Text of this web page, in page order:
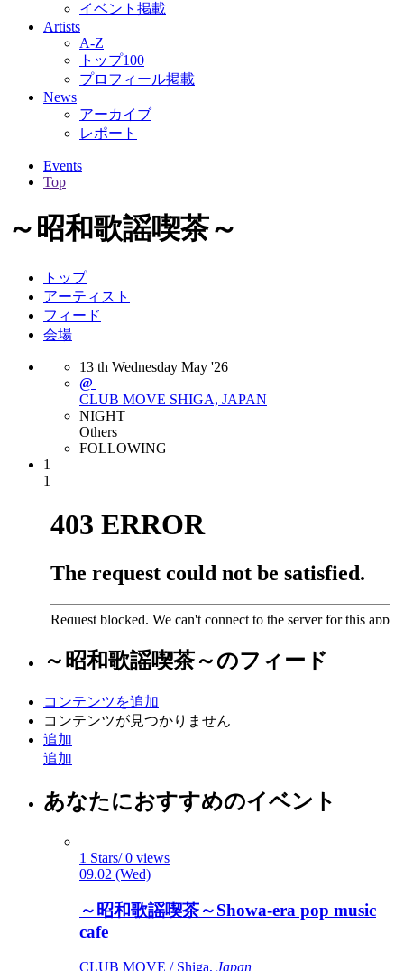
イベント掲載
Artists
A-Z
トップ100
プロフィール掲載
News
アーカイブ
レポート
Events
Top
～昭和歌謡喫茶～
トップ
アーティスト
フィード
会場
13 th Wednesday May '26
@
CLUB MOVE SHIGA, JAPAN
NIGHT
Others
FOLLOWING
1
1
～昭和歌謡喫茶～のフィード
コンテンツを追加
コンテンツが見つかりません
追加
追加
あなたにおすすめのイベント
1 Stars/ 0 views
09.02 (Wed)
～昭和歌謡喫茶～Showa-era pop music
cafe
CLUB MOVE / Shiga, Japan